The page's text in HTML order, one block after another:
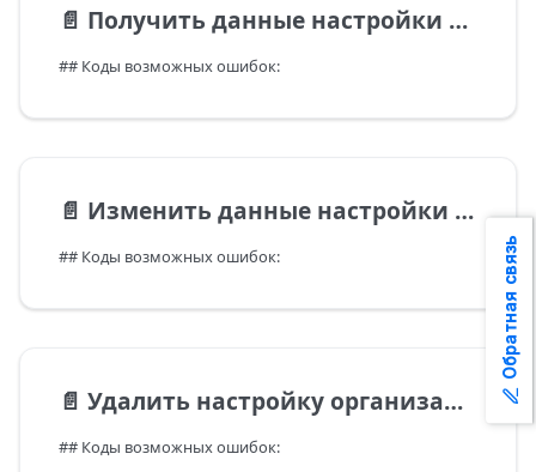
📄️ Получить данные настройки организации
## Коды возможных ошибок:
📄️ Изменить данные настройки организации
## Коды возможных ошибок:
📄️ Удалить настройку организации
## Коды возможных ошибок:
Обратная связь